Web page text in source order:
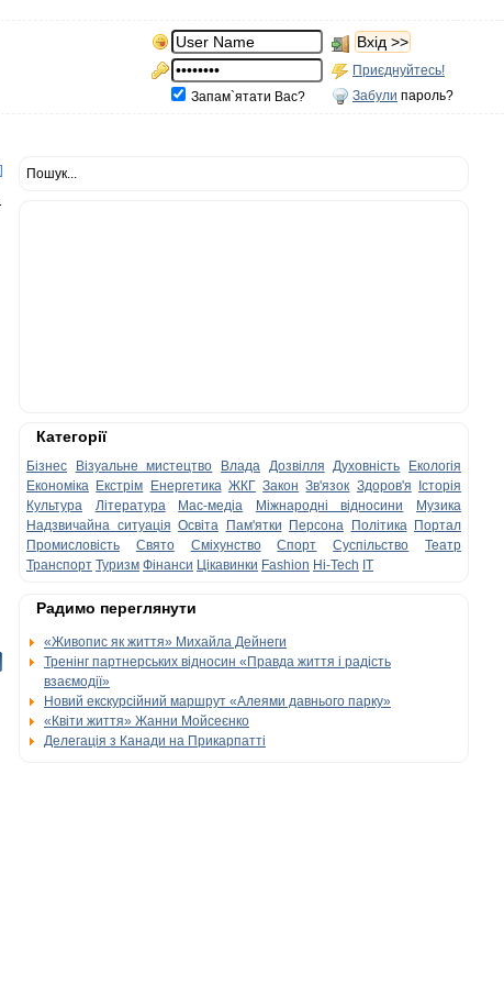
Приєднуйтесь!
Запам`ятати Вас?
Забули пароль?
Пошук...
Категорії
Бізнес Візуальне мистецтво Влада Дозвілля Духовність
Екологія
Економіка Екстрім Енергетика ЖКГ Закон Зв'язок Здоров'я
Історія
Культура
Література Мас-медіа Міжнародні відносини
Музика
Надзвичайна ситуація Освіта Пам'ятки Персона Політика
Портал
Промисловість
Свято Сміхунство Спорт Суспільство
Театр
Транспорт Туризм Фінанси Цікавинки Fashion Hi-Tech IT
Радимо переглянути
«Живопис як життя» Михайла Дейнеги
Тренінг партнерських відносин «Правда життя і радість
взаємодії»
Новий екскурсійний маршрут «Алеями давнього парку»
«Квіти життя» Жанни Мойсеєнко
Делегація з Канади на Прикарпатті